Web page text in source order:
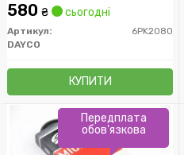
580 ₴ сьогодні
Артикул:
6PK2080
DAYCO
КУПИТИ
Передплата
обов'язкова